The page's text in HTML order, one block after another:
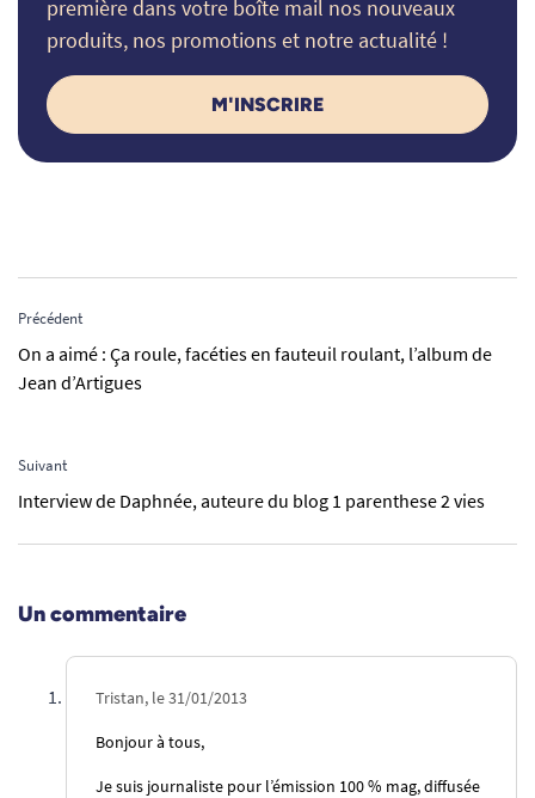
première dans votre boîte mail nos nouveaux
produits, nos promotions et notre actualité !
M'INSCRIRE
Précédent
On a aimé : Ça roule, facéties en fauteuil roulant, l’album de
Jean d’Artigues
Suivant
Interview de Daphnée, auteure du blog 1 parenthese 2 vies
Un commentaire
Tristan, le 31/01/2013
Bonjour à tous,
Je suis journaliste pour l’émission 100 % mag, diffusée